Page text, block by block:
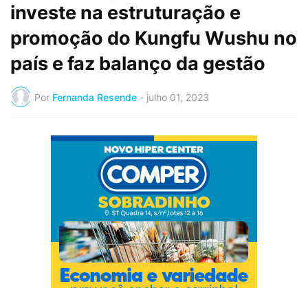
investe na estruturação e
promoção do Kungfu Wushu no
país e faz balanço da gestão
Por Fernanda Resende - julho 01, 2023